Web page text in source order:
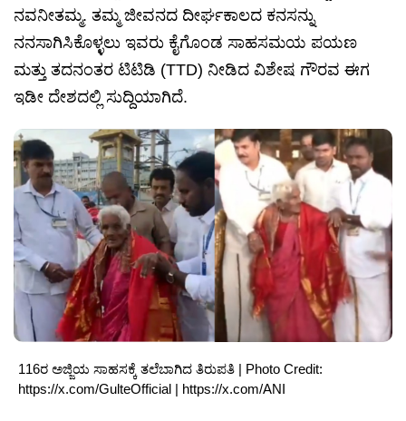
ನವನೀತಮ್ಮ. ತಮ್ಮ ಜೀವನದ ದೀರ್ಘಕಾಲದ ಕನಸನ್ನು
ನನಸಾಗಿಸಿಕೊಳ್ಳಲು ಇವರು ಕೈಗೊಂಡ ಸಾಹಸಮಯ ಪಯಣ
ಮತ್ತು ತದನಂತರ ಟಿಟಿಡಿ (TTD) ನೀಡಿದ ವಿಶೇಷ ಗೌರವ ಈಗ
ಇಡೀ ದೇಶದಲ್ಲಿ ಸುದ್ದಿಯಾಗಿದೆ.
116ರ ಅಜ್ಜಿಯ ಸಾಹಸಕ್ಕೆ ತಲೆಬಾಗಿದ ತಿರುಪತಿ | Photo Credit:
https://x.com/GulteOfficial | https://x.com/ANI